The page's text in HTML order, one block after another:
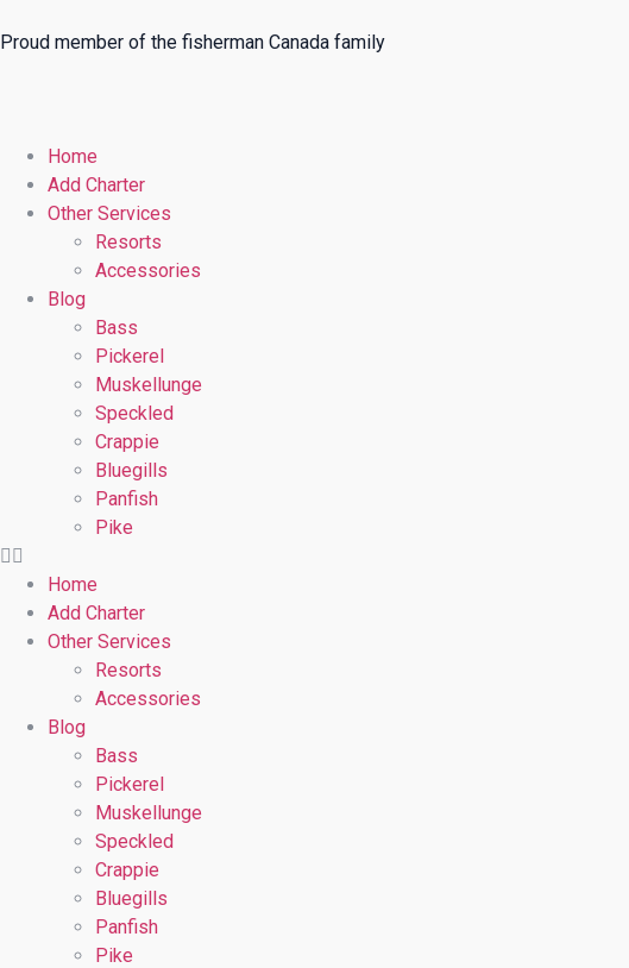
Proud member of the fisherman Canada family
Home
Add Charter
Other Services
Resorts
Accessories
Blog
Bass
Pickerel
Muskellunge
Speckled
Crappie
Bluegills
Panfish
Pike
Home
Add Charter
Other Services
Resorts
Accessories
Blog
Bass
Pickerel
Muskellunge
Speckled
Crappie
Bluegills
Panfish
Pike